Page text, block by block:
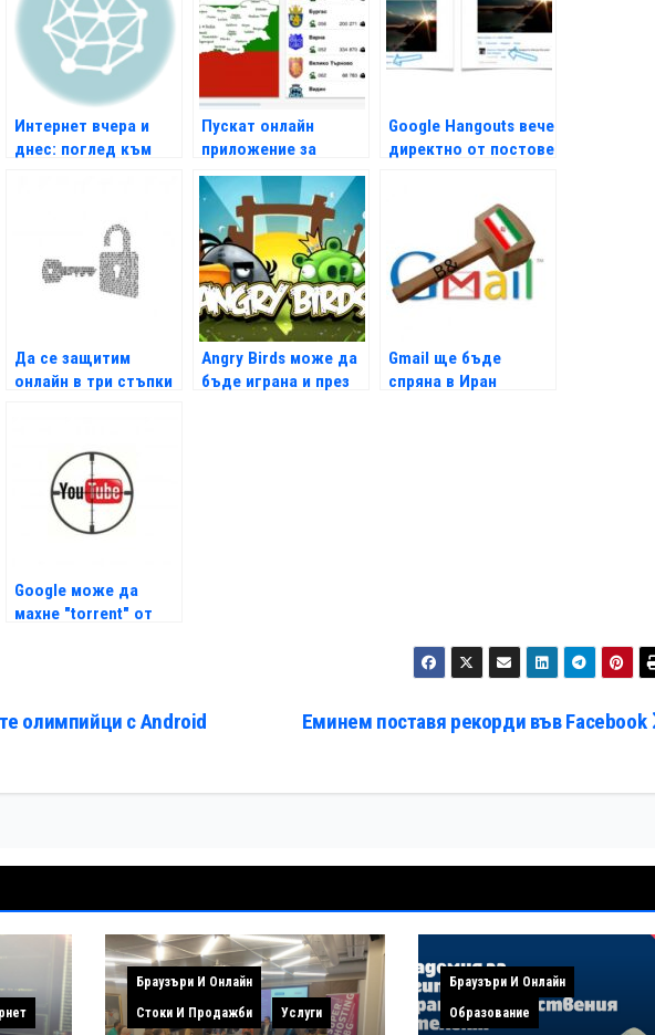
Интернет вчера и
днес: поглед към
Пускат онлайн
приложение за
градовете на
България
Google Hangouts вече
директно от постове
Да се защитим
онлайн в три стъпки
Angry Birds може да
бъде играна и през
Gmail ще бъде
спряна в Иран
Google може да
махне "torrent" от
Еминем поставя рекорди във Facebook
олимпийци с Android
Браузъри И Онлайн
Стоки И Продажби
Услуги
Браузъри И Онлайн
Образование